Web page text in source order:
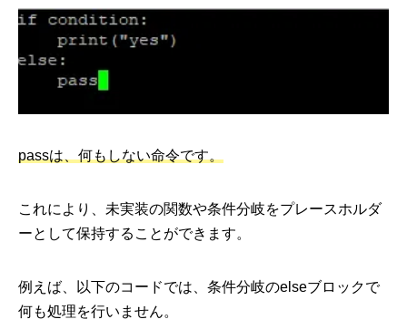
passは、何もしない命令です。
これにより、未実装の関数や条件分岐をプレースホルダ
ーとして保持することができます。
例えば、以下のコードでは、条件分岐のelseブロックで
何も処理を行いません。